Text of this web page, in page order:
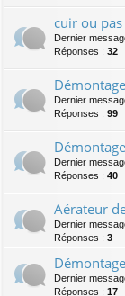
cuir ou pas
Dernier
Réponses : 32
Dernier
Réponses : 99
Dernier
Réponses : 40
Aérateur
Dernier
Réponses : 3
Dernier
Réponses : 17